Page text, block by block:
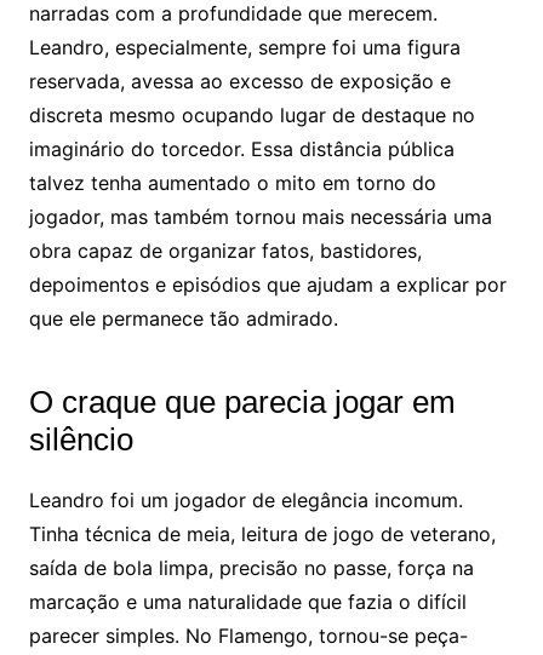
narradas com a profundidade que merecem.
Leandro, especialmente, sempre foi uma figura
reservada, avessa ao excesso de exposição e
discreta mesmo ocupando lugar de destaque no
imaginário do torcedor. Essa distância pública
talvez tenha aumentado o mito em torno do
jogador, mas também tornou mais necessária uma
obra capaz de organizar fatos, bastidores,
depoimentos e episódios que ajudam a explicar por
que ele permanece tão admirado.
O craque que parecia jogar em
silêncio
Leandro foi um jogador de elegância incomum.
Tinha técnica de meia, leitura de jogo de veterano,
saída de bola limpa, precisão no passe, força na
marcação e uma naturalidade que fazia o difícil
parecer simples. No Flamengo, tornou-se peça-